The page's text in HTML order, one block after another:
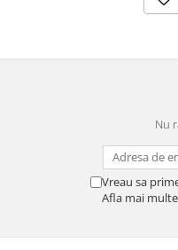
Nu
Vreau sa
Afla mai